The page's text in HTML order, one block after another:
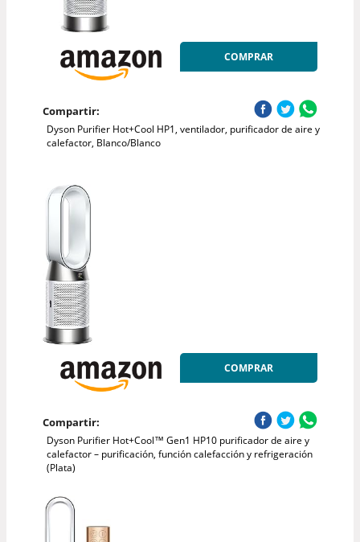
COMPRAR
Compartir:
Dyson Purifier Hot+Cool HP1, ventilador, purificador de aire y
calefactor, Blanco/Blanco
COMPRAR
Compartir:
Dyson Purifier Hot+Cool™ Gen1 HP10 purificador de aire y
calefactor – purificación, función calefacción y refrigeración
(Plata)